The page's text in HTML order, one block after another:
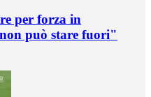
per forza in
può stare fuori"